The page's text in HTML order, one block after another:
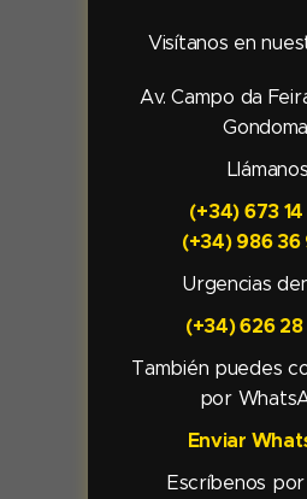
Visítanos en
Av. Campo da
(+34) 673 14
(+34) 986 36
Urgencias
(+34) 626 28
También puedes
por
Enviar
Escríbenos